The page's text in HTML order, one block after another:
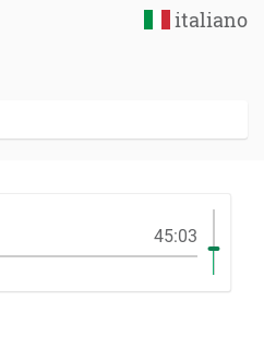
italiano
45:03